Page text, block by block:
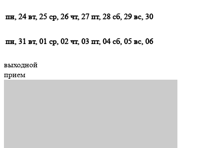
пн, 24 вт, 25 ср, 26 чт, 27 пт, 28 сб, 29 вс, 30
пн, 31 вт, 01 ср, 02 чт, 03 пт, 04 сб, 05 вс, 06
выходной
прием